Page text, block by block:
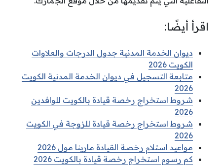
اقرأ أيضًا:
ديوان الخدمة المدنية جدول الدرجات والعلاوات
الكويت 2026
متابعة التسجيل في ديوان الخدمة المدنية الكويت
2026
شروط استخراج رخصة قيادة بالكويت للوافدين
2026
شروط استخراج رخصة قيادة للزوجة في الكويت
2026
مواعيد استلام رخصة القيادة مارينا مول 2026
كم رسوم استخراج رخصة قيادة بالكويت 2026